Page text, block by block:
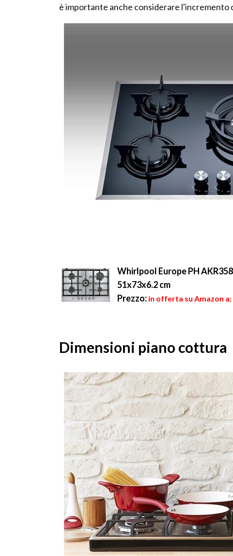
è importante anche considerare l'incremento
Whirlpool Europe PH
51x73x6.2 cm
Prezzo: in offerta su Amazon a:
Dimensioni piano cottura